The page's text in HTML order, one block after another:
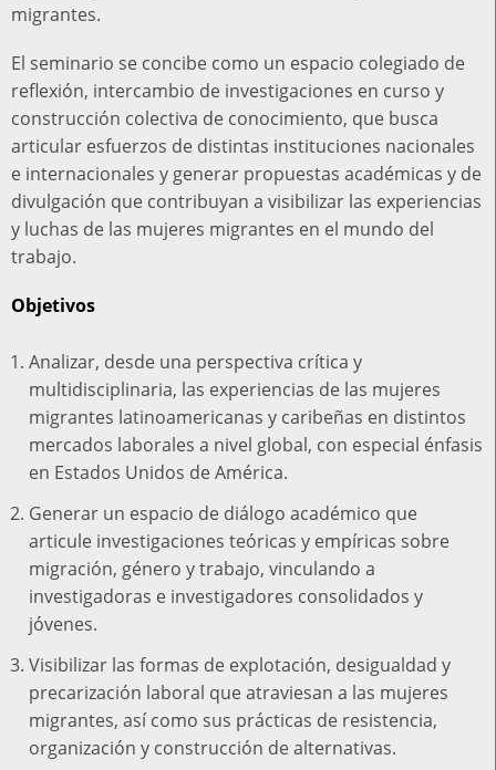
migrantes.
El seminario se concibe como un espacio colegiado de
reflexión, intercambio de investigaciones en curso y
construcción colectiva de conocimiento, que busca
articular esfuerzos de distintas instituciones nacionales
e internacionales y generar propuestas académicas y de
divulgación que contribuyan a visibilizar las experiencias
y luchas de las mujeres migrantes en el mundo del
trabajo.
Objetivos
Analizar, desde una perspectiva crítica y
multidisciplinaria, las experiencias de las mujeres
migrantes latinoamericanas y caribeñas en distintos
mercados laborales a nivel global, con especial énfasis
en Estados Unidos de América.
Generar un espacio de diálogo académico que
articule investigaciones teóricas y empíricas sobre
migración, género y trabajo, vinculando a
investigadoras e investigadores consolidados y
jóvenes.
Visibilizar las formas de explotación, desigualdad y
precarización laboral que atraviesan a las mujeres
migrantes, así como sus prácticas de resistencia,
organización y construcción de alternativas.